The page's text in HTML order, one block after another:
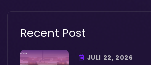
Recent Post
JULI 22, 2026